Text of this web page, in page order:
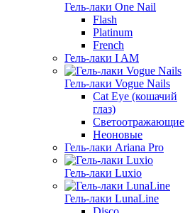
Гель-лаки One Nail
Flash
Platinum
French
Гель-лаки I AM
Гель-лаки Vogue Nails
Cat Eye (кошачий
глаз)
Светоотражающие
Неоновые
Гель-лаки Ariana Pro
Гель-лаки Luxio
Гель-лаки LunaLine